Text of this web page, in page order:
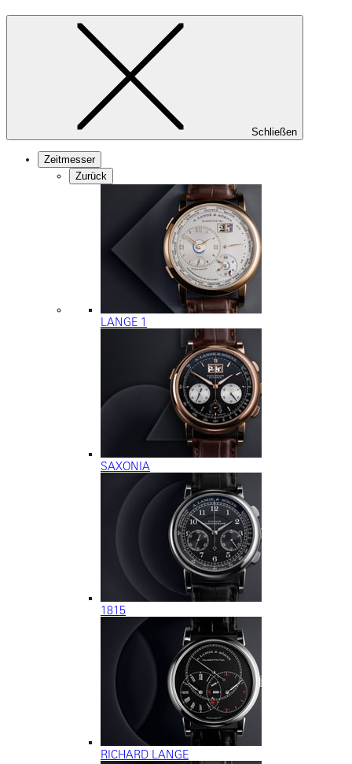
Schließen
Zeitmesser
Zurück
LANGE 1
SAXONIA
1815
RICHARD LANGE